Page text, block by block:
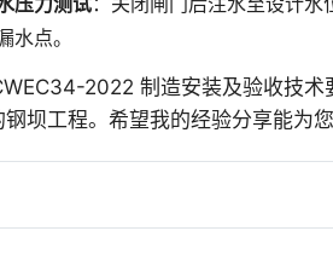
水点。
2022 制造安装及验收技术
坝工程。希望我的经验分享能为您